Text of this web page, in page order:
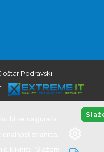
Podravski